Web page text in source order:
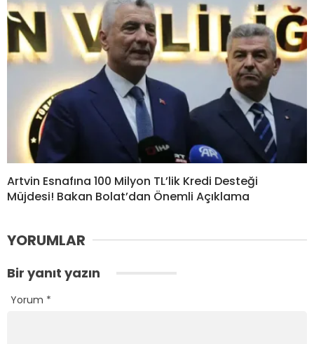
Artvin Esnafına 100 Milyon TL’lik Kredi Desteği
Müjdesi! Bakan Bolat’dan Önemli Açıklama
YORUMLAR
Bir yanıt yazın
Yorum *